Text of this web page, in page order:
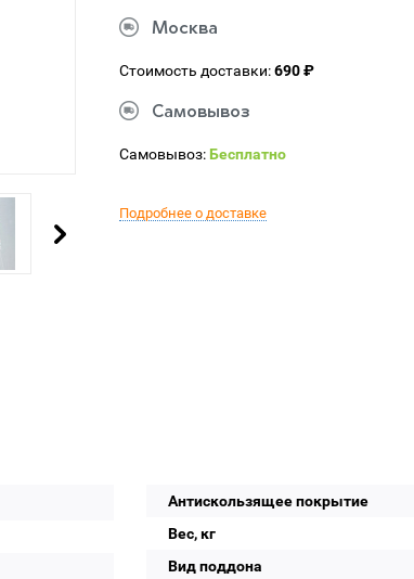
Москва
Стоимость доставки:690 ₽
Самовывоз
Самовывоз:Бесплатно
Подробнее о доставке
Антискользящее покрытие
Вес, кг
Вид поддона